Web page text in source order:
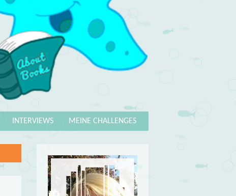
MEINE CHALLENGES
INTERVIEWS